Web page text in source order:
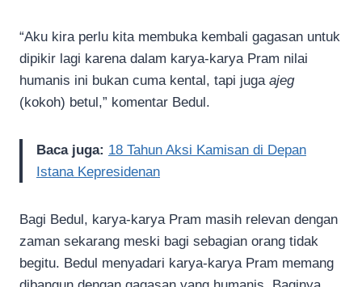
“Aku kira perlu kita membuka kembali gagasan untuk
dipikir lagi karena dalam karya-karya Pram nilai
humanis ini bukan cuma kental, tapi juga ajeg
(kokoh) betul,” komentar Bedul.
Baca juga: 18 Tahun Aksi Kamisan di Depan
Istana Kepresidenan
Bagi Bedul, karya-karya Pram masih relevan dengan
zaman sekarang meski bagi sebagian orang tidak
begitu. Bedul menyadari karya-karya Pram memang